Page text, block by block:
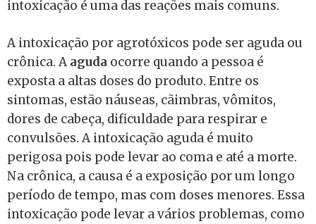
intoxicação é uma das reações mais comuns.
A intoxicação por agrotóxicos pode ser aguda ou
crônica. A aguda ocorre quando a pessoa é
exposta a altas doses do produto. Entre os
sintomas, estão náuseas, cãimbras, vômitos,
dores de cabeça, dificuldade para respirar e
convulsões. A intoxicação aguda é muito
perigosa pois pode levar ao coma e até a morte.
Na crônica, a causa é a exposição por um longo
período de tempo, mas com doses menores. Essa
intoxicação pode levar a vários problemas, como